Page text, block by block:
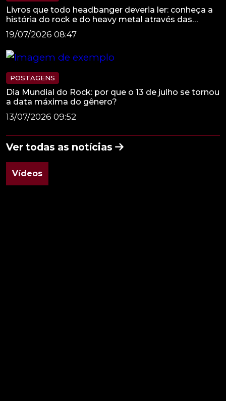
Livros que todo headbanger deveria ler: conheça a
história do rock e do heavy metal através das
páginas
19/07/2026 08:47
POSTAGENS
Dia Mundial do Rock: por que o 13 de julho se tornou
a data máxima do gênero?
13/07/2026 09:52
Ver todas as notícias
Vídeos